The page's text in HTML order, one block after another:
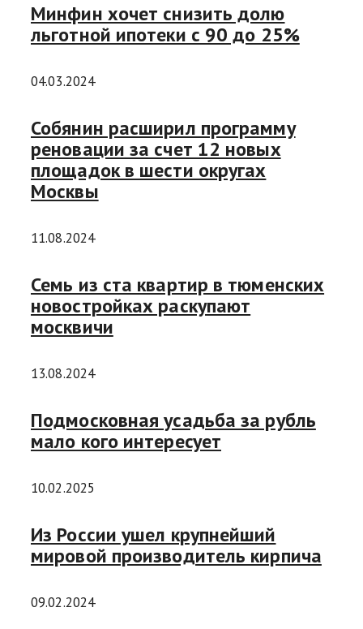
Минфин хочет снизить долю
льготной ипотеки с 90 до 25%
04.03.2024
Собянин расширил программу
реновации за счет 12 новых
площадок в шести округах
Москвы
11.08.2024
Семь из ста квартир в тюменских
новостройках раскупают
москвичи
13.08.2024
Подмосковная усадьба за рубль
мало кого интересует
10.02.2025
Из России ушел крупнейший
мировой производитель кирпича
09.02.2024